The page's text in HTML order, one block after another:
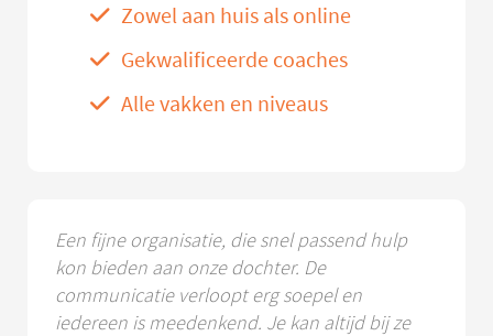
Zowel aan huis als online
Gekwalificeerde coaches
Alle vakken en niveaus
Een fijne organisatie, die snel passend hulp
kon bieden aan onze dochter. De
communicatie verloopt erg soepel en
iedereen is meedenkend. Je kan altijd bij ze